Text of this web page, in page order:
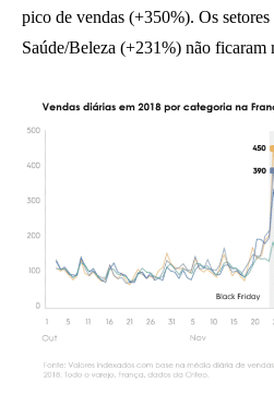
pico de vendas (+350%). Os
Saúde/Beleza (+231%) não ficaram